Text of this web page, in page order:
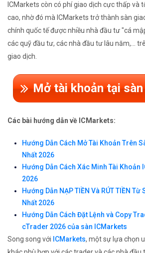
ICMarkets còn có phí giao dịch cực thấp và
cao, nhờ đó mà ICMarkets trở thành sàn
chính quốc tế được nhiều nhà đầu tư "cá
các quỹ đầu tư, các nhà đầu tư lâu năm,...
giao dịch.
Mở tài khoản tại
Các bài hướng dẫn về ICMarkets:
Hướng Dẫn Cách Mở Tài Khoản Trên
Nhất 2026
Hướng Dẫn Cách Xác Minh Tài Khoản
2026
Hướng Dẫn NẠP TIỀN Và RÚT TIỀN Từ
Nhất 2026
Hướng Dẫn Cách Đặt Lệnh và Copy
cTrader 2026 của sàn ICMarkets
Song song với ICMarkets, một sự lựa chọn